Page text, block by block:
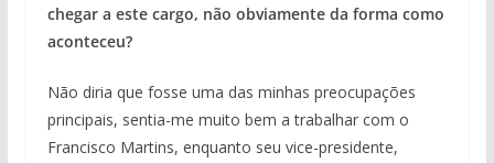
chegar a este cargo, não obviamente da forma como
aconteceu?
Não diria que fosse uma das minhas preocupações
principais, sentia-me muito bem a trabalhar com o
Francisco Martins, enquanto seu vice-presidente,